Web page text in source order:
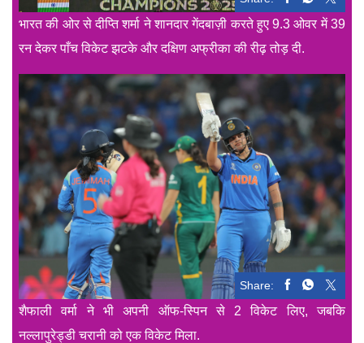
भारत की ओर से दीप्ति शर्मा ने शानदार गेंदबाज़ी करते हुए 9.3 ओवर में 39
रन देकर पाँच विकेट झटके और दक्षिण अफ्रीका की रीढ़ तोड़ दी.
Share:
शैफाली वर्मा ने भी अपनी ऑफ-स्पिन से 2 विकेट लिए, जबकि
नल्लापुरेड्डी चरानी को एक विकेट मिला.